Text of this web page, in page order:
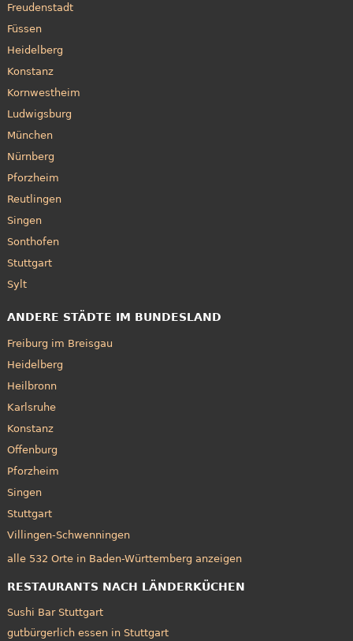
Freudenstadt
Füssen
Heidelberg
Konstanz
Kornwestheim
Ludwigsburg
München
Nürnberg
Pforzheim
Reutlingen
Singen
Sonthofen
Stuttgart
Sylt
ANDERE STÄDTE IM BUNDESLAND
Freiburg im Breisgau
Heidelberg
Heilbronn
Karlsruhe
Konstanz
Offenburg
Pforzheim
Singen
Stuttgart
Villingen-Schwenningen
alle 532 Orte in Baden-Württemberg anzeigen
RESTAURANTS NACH LÄNDERKÜCHEN
Sushi Bar Stuttgart
gutbürgerlich essen in Stuttgart